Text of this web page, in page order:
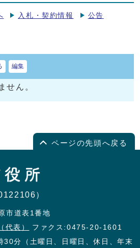
入札・契約情報 公告
編集
せん。
ページの先頭へ戻る
）
市道表1番地
表）
ファクス:0475-20-1601
30分（土曜日、日曜日、休日、年末